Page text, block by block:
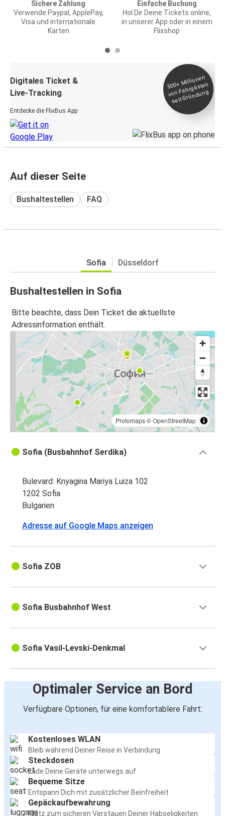
Sichere Zahlung
Verwende Paypal, ApplePay,
Visa und internationale
Karten
Einfache Buchung
Hol Dir Deine Tickets online,
in unserer App oder in einem
Flixshop
Digitales Ticket &
Live-Tracking
Entdecke die FlixBus App
500+
Millionen
von Fahrgästen
seit
Gründung
Auf dieser Seite
Bushaltestellen FAQ
Sofia Düsseldorf
Bushaltestellen in Sofia
Bitte beachte, dass Dein Ticket die aktuellste
Adressinformation enthält.
Protomaps©OpenStreetMap
Sofia (Busbahnhof Serdika)
Bulevard: Knyagina Mariya Luiza 102
1202 Sofia
Bulgarien
Adresse auf Google Maps anzeigen
Sofia ZOB
Sofia Busbahnhof West
Sofia Vasil-Levski-Denkmal
Optimaler Service an Bord
Verfügbare Optionen, für eine komfortablere Fahrt:
Kostenloses WLAN
Bleib während Deiner Reise in Verbindung
Steckdosen
Lade Deine Geräte unterwegs auf
Bequeme Sitze
Entspann Dich mit zusätzlicher Beinfreiheit
Gepäckaufbewahrung
Platz zum sicheren Verstauen Deiner Habseligkeiten